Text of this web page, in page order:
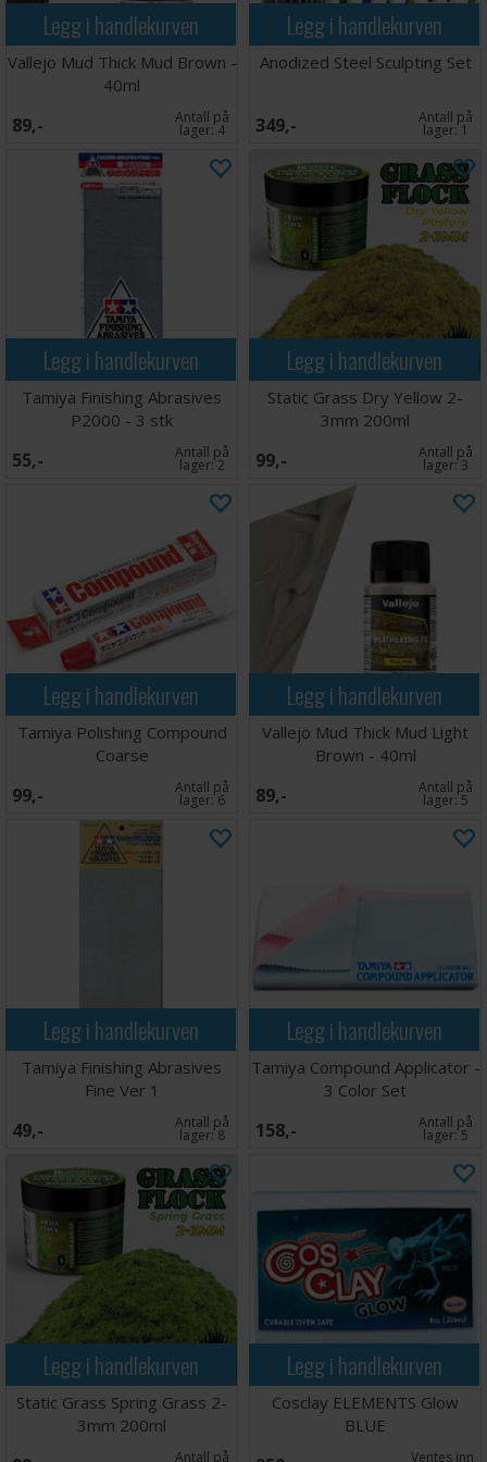
Legg i handlekurven
Vallejo Mud Thick Mud Brown -
40ml
89,- Antall på
lager:4
Legg i handlekurven
Anodized Steel Sculpting Set
349,- Antall på
lager:1
Legg i handlekurven
Tamiya Finishing Abrasives
P2000 - 3 stk
55,- Antall på
lager:2
Legg i handlekurven
Static Grass Dry Yellow 2-
3mm 200ml
99,- Antall på
lager:3
Legg i handlekurven
Tamiya Polishing Compound
Coarse
99,- Antall på
lager:6
Legg i handlekurven
Vallejo Mud Thick Mud Light
Brown - 40ml
89,- Antall på
lager:5
Legg i handlekurven
Tamiya Finishing Abrasives
Fine Ver 1
49,- Antall på
lager:8
Legg i handlekurven
Tamiya Compound Applicator -
3 Color Set
158,- Antall på
lager:5
Legg i handlekurven
Static Grass Spring Grass 2-
3mm 200ml
Antall på
Legg i handlekurven
Cosclay ELEMENTS Glow
BLUE
Ventes inn